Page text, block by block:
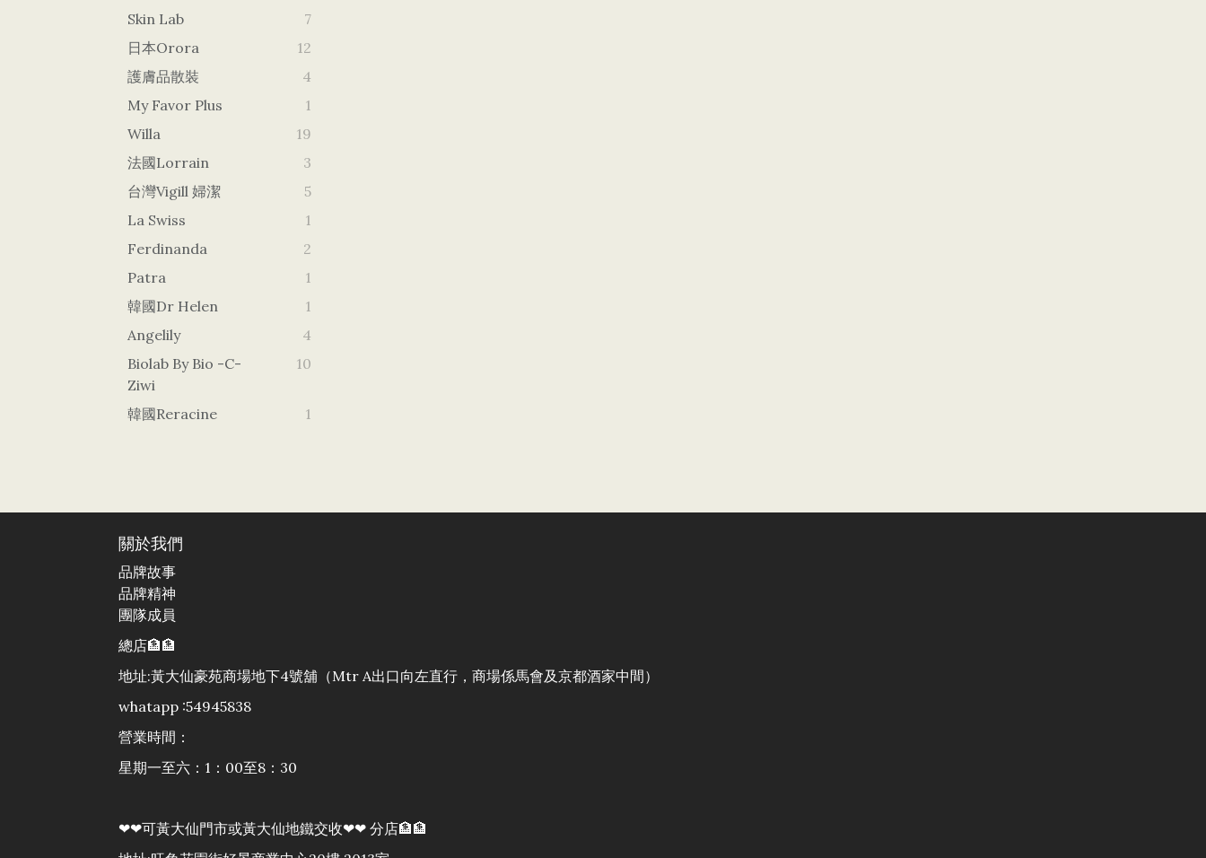
Skin Lab
7
日本orora
12
護膚品散裝
4
My Favor Plus
1
Willa
19
法國Lorrain
3
台灣vigill 婦潔
5
La Swiss
1
Ferdinanda
2
Patra
1
韓國dr Helen
1
Angelily
4
Biolab By Bio -c-
Ziwi
10
韓國Reracine 1
關於我們
品牌故事
品牌精神
團隊成員
總店🏦🏦
地址:黃大仙豪苑商場地下4號舖（Mtr A出口向左直行，商場係馬會及京都酒家中間）
whatapp :54945838
營業時間：
星期一至六：1：00至8：30
❤❤可黃大仙門市或黃大仙地鐵交收❤❤ 分店🏦🏦